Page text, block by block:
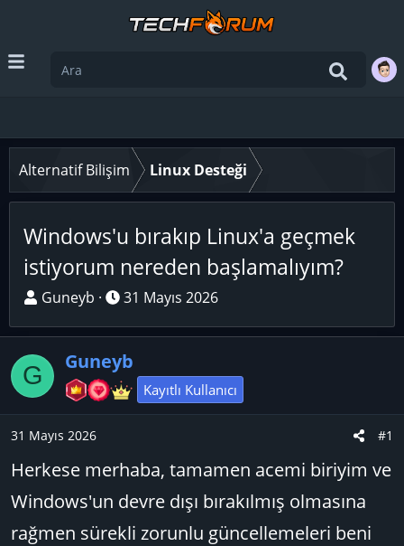
Alternatif Bilişim Linux Desteği
Windows'u bırakıp Linux'a geçmek
istiyorum nereden başlamalıyım?
K
n
u
y
a
ş
a
t
Guneyb
B
ş
l
a
n
ç
t
a
r
31 Mayıs 2026
G Guneyb
Kayıtlı Kullanıcı
31 Mayıs 2026 #1
Herkese merhaba, tamamen acemi biriyim ve
Windows'un devre dışı bırakılmış olmasına
rağmen sürekli zorunlu güncellemeleri beni